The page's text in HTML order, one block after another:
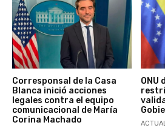
Corresponsal de la Casa
Blanca inició acciones
legales contra el equipo
comunicacional de María
Corina Machado
ONU